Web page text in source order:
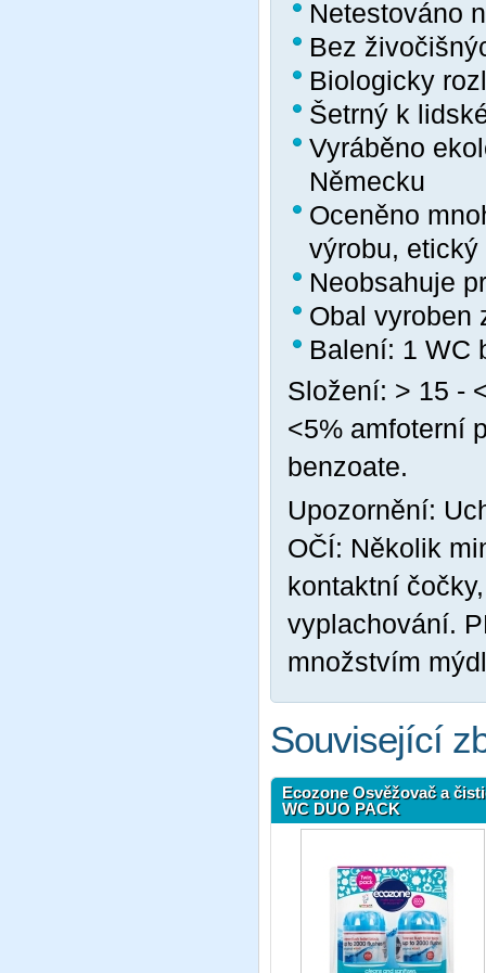
Netestováno
Bez
Biologicky
Šetrný k
Vyráběno
Německu
Oceněno
výrobu,
Neobsahuje
Obal vyroben
Balení: 1 WC
Složení: > 15 -
<5% amfoterní
benzoate.
Upozornění:
OČÍ: Několik
kontaktní
vyplachování.
množstvím
Související
Ecozone Osvěžovač a
WC DUO PACK